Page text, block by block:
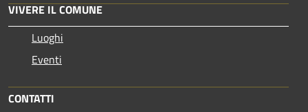
VIVERE IL COMUNE
Luoghi
Eventi
CONTATTI